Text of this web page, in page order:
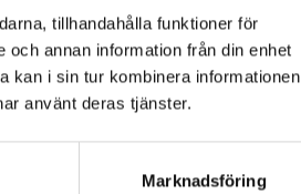
tillhandahålla funktioner för
annan information från din enhet
kan i sin tur kombinera informationen
använt deras tjänster.
Marknadsföring